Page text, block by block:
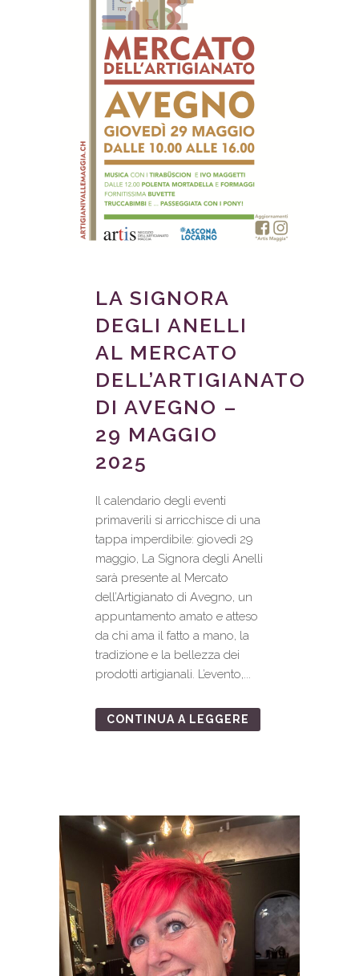
LA SIGNORA
DEGLI ANELLI
AL MERCATO
DELL’ARTIGIANATO
DI AVEGNO –
29 MAGGIO
2025
Il calendario degli eventi
primaverili si arricchisce di una
tappa imperdibile: giovedì 29
maggio, La Signora degli Anelli
sarà presente al Mercato
dell’Artigianato di Avegno, un
appuntamento amato e atteso
da chi ama il fatto a mano, la
tradizione e la bellezza dei
prodotti artigianali. L’evento,...
CONTINUA A LEGGERE